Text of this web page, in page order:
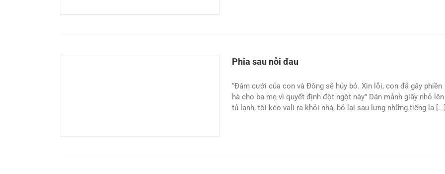
Phia sau nỗi đau
“Đám cưới của con và Đông sẽ hủy bỏ. Xin lỗi, con đã gây phiền
hà cho ba mẹ vì quyết định đột ngột này” Dán mảnh giấy nhỏ lên
tủ lạnh, tôi kéo vali ra khỏi nhà, bỏ lại sau lưng những tiếng la